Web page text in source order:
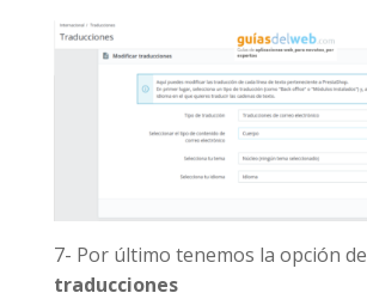
7- Por último tenemos la opción de
traducciones